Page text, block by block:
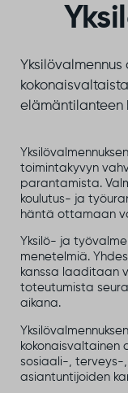
elämäntilanteen
toimintakyvyn
parantamista.
koulutus- ja
häntä ottamaan
Yksilö- ja
menetelmiä.
kanssa laaditaan
toteutumista
aikana.
sosiaali-, terveys-
asiantuntijoiden